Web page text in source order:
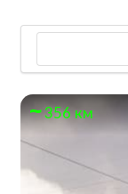
356 км